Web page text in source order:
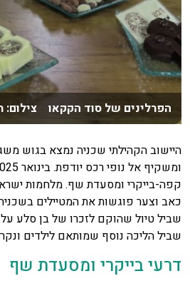
הפרלינים של סוד הקקאו צילום:
היישוב הקהילתי שכניה נמצא בגוש
קפה-בייקרי ומסעדת שף. מלחמות
כאב וצער פוגשות את המטיילים
שביל טיול שהוקם לזכרו של בן סלע על
שביל הליכה נוסף שמותאם לילדים
דרעי בייקרי ומסעדת שף